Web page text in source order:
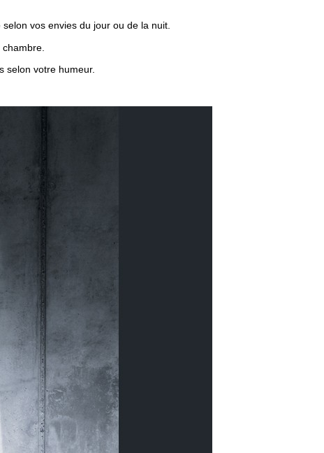
vos envies du jour ou de la nuit.
selon votre humeur.